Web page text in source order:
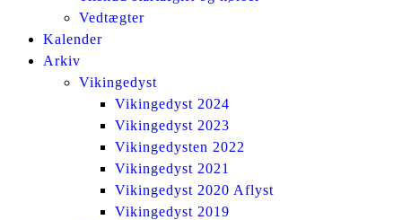
Vedtægter
Kalender
Arkiv
Vikingedyst
Vikingedyst 2024
Vikingedyst 2023
Vikingedysten 2022
Vikingedyst 2021
Vikingedyst 2020 Aflyst
Vikingedyst 2019